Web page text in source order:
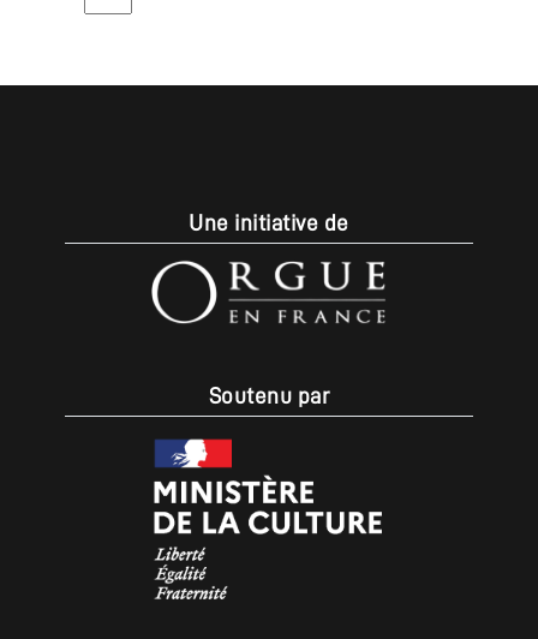
Une initiative de
Soutenu par